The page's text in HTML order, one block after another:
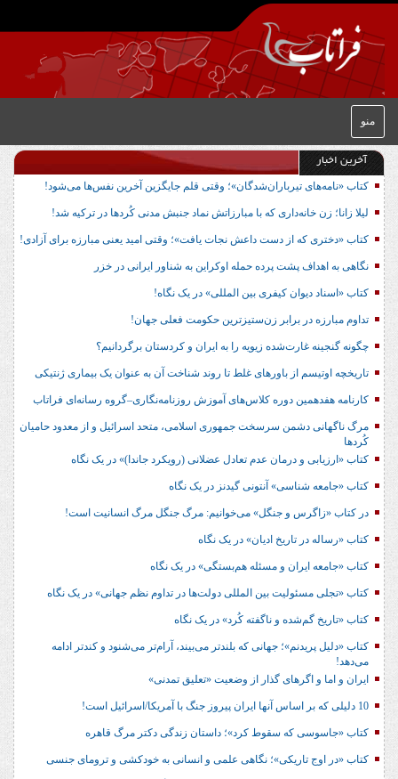
منو
آخرین اخبار
کتاب «نامه‌های تیرباران‌شدگان»؛ وقتی قلم جایگزین آخرین نفس‌ها می‌شود!
لیلا زانا؛ زن خانه‌داری که با مبارزاتش نماد جنبش مدنی کُردها در ترکیه شد!
کتاب «دختری که از دست داعش نجات یافت»؛ وقتی امید یعنی مبارزه برای آزادی!
نگاهی به اهداف پشت پرده حمله اوکراین به شناور ایرانی در خزر
کتاب «اسناد دیوان کیفری بین المللی» در یک نگاه!
تداوم مبارزه در برابر زن‌ستیزترین حکومت فعلی جهان!
چگونه گنجینه غارت‌شده زیویه را به ایران و کردستان برگردانیم؟
تاریخچه اوتیسم از باورهای غلط تا روند شناخت آن به عنوان یک بیماری ژنتیکی
کارنامه هفدهمین دوره کلاس‌های آموزش روزنامه‌نگاری–گروه رسانه‌ای فراتاب
مرگ ناگهانی دشمن سرسخت جمهوری اسلامی، متحد اسرائیل و از معدود حامیان
کُردها
کتاب «ارزیابی و درمان عدم تعادل عضلانی (رویکرد جاندا)» در یک نگاه
کتاب «جامعه شناسی» آنتونی گیدنز در یک نگاه
در کتاب «زاگرس و جنگل» می‌خوانیم: مرگ جنگل مرگ انسانیت است!
کتاب «رساله در تاریخ ادیان» در یک نگاه
کتاب «جامعه ایران و مسئله هم‌بستگی» در یک نگاه
کتاب «تجلی مسئولیت بین المللی دولت‌ها در تداوم نظم جهانی» در یک نگاه
کتاب «تاریخ گم‌شده و ناگفته کُرد» در یک نگاه
کتاب «دلیل پریدنم»؛ جهانی که بلندتر می‌بیند، آرام‌تر می‌شنود و کندتر ادامه
می‌دهد!
ایران و اما و اگرهای گذار از وضعیت «تعلیق تمدنی»
10 دلیلی که بر اساس آنها ایران پیروز جنگ با آمریکا/اسرائیل است!
کتاب «جاسوسی که سقوط کرد»؛ داستان زندگی دکتر مرگ قاهره
کتاب «در اوج تاریکی»؛ نگاهی علمی و انسانی به خودکشی و ترومای جنسی